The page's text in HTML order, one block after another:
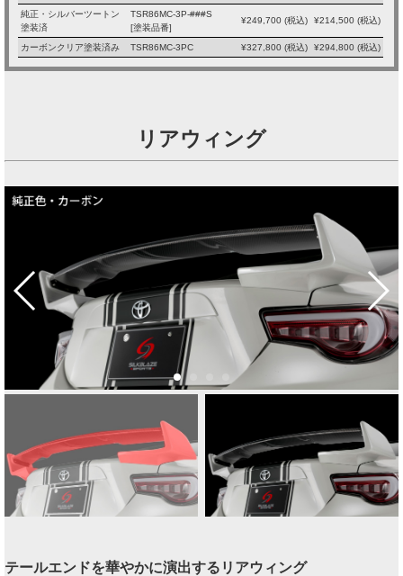
純正・シルバーツートン
塗装済
TSR86MC-3P-###S
[塗装品番]
¥249,700 (税込) ¥214,500 (税込)
カーボンクリア塗装済み TSR86MC-3PC ¥327,800 (税込) ¥294,800 (税込)
リアウィング
テールエンドを華やかに演出するリアウィング